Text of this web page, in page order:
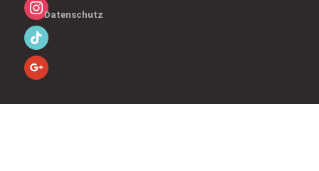
Datenschutz